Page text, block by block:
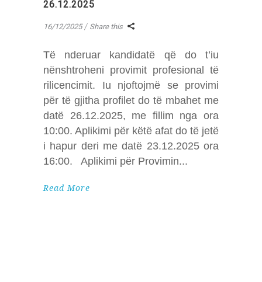
26.12.2025
16/12/2025 Share this
Të nderuar kandidatë që do t’iu
nënshtroheni provimit profesional të
rilicencimit. Iu njoftojmë se provimi
për të gjitha profilet do të mbahet me
datë 26.12.2025, me fillim nga ora
10:00. Aplikimi për këtë afat do të jetë
i hapur deri me datë 23.12.2025 ora
16:00. Aplikimi për Provimin
Read More